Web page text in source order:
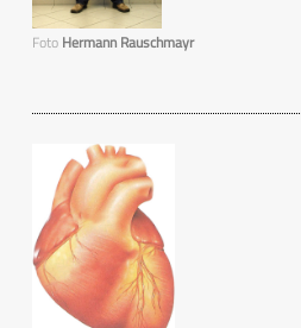
Foto Hermann Rauschmayr